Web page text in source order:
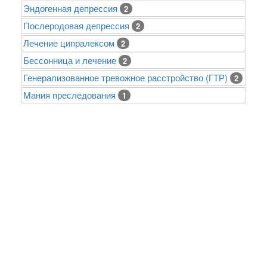
Эндогенная депрессия 2
Послеродовая депрессия 2
Лечение ципралексом 2
Бессонница и лечение 2
Генерализованное тревожное расстройство (ГТР) 2
Mания преследования 1